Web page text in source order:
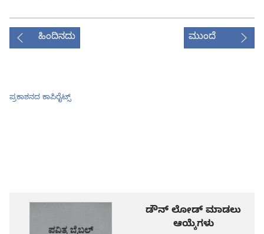
ಹಿಂದಿನದು ಮುಂದೆ
ಪ್ರಕಾಶನದ ಕಾಪಿರೈಟ್ಸ್‌
ಡೌನ್ ಲೋಡ್ ಮಾಡಲು
ಆಯ್ಕೆಗಳು